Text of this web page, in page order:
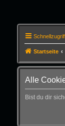
Startseite
Alle
Bist du dir